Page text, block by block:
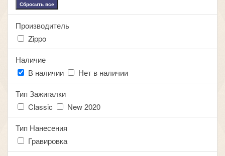
Сбросить все
Производитель
Zippo
Наличие
В наличии
Нет в наличии
Тип Зажигалки
Classic
New 2020
Тип Нанесения
Гравировка